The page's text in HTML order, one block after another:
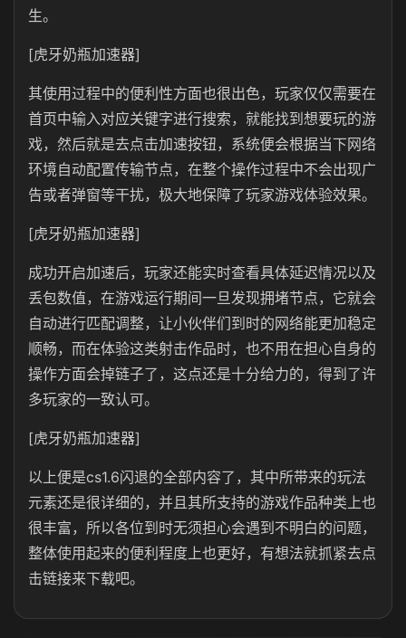
生。
[虎牙奶瓶加速器]
其使用过程中的便利性方面也很出色，玩家仅仅需要在
首页中输入对应关键字进行搜索，就能找到想要玩的游
戏，然后就是去点击加速按钮，系统便会根据当下网络
环境自动配置传输节点，在整个操作过程中不会出现广
告或者弹窗等干扰，极大地保障了玩家游戏体验效果。
[虎牙奶瓶加速器]
成功开启加速后，玩家还能实时查看具体延迟情况以及
丢包数值，在游戏运行期间一旦发现拥堵节点，它就会
自动进行匹配调整，让小伙伴们到时的网络能更加稳定
顺畅，而在体验这类射击作品时，也不用在担心自身的
操作方面会掉链子了，这点还是十分给力的，得到了许
多玩家的一致认可。
[虎牙奶瓶加速器]
以上便是cs1.6闪退的全部内容了，其中所带来的玩法
元素还是很详细的，并且其所支持的游戏作品种类上也
很丰富，所以各位到时无须担心会遇到不明白的问题，
整体使用起来的便利程度上也更好，有想法就抓紧去点
击链接来下载吧。